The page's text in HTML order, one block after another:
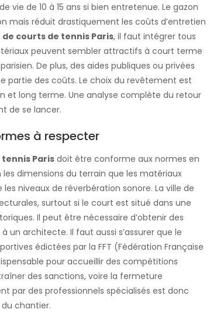
vie de 10 à 15 ans si bien entretenue. Le gazon
mais réduit drastiquement les coûts d’entretien
courts de tennis Paris, il faut intégrer tous
peuvent sembler attractifs à court terme
De plus, des aides publiques ou privées
partie des coûts. Le choix du revêtement est
et long terme. Une analyse complète du retour
de se lancer.
à respecter
Paris doit être conforme aux normes en
dimensions du terrain que les matériaux
niveaux de réverbération sonore. La ville de
surtout si le court est situé dans une
Il peut être nécessaire d’obtenir des
un architecte. Il faut aussi s’assurer que le
édictées par la FFT (Fédération Française
pour accueillir des compétitions
des sanctions, voire la fermeture
par des professionnels spécialisés est donc
chantier.